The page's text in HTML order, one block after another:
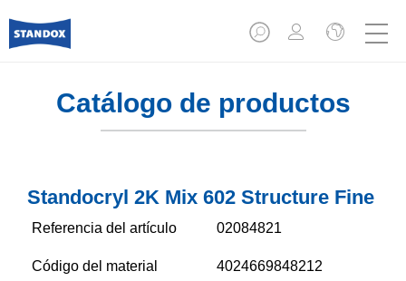
Catálogo de productos
Standocryl 2K Mix 602 Structure Fine
Referencia del artículo 02084821
Código del material 4024669848212